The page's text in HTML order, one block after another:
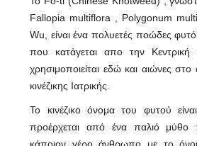
Fallopia multiflora , Polygonum
Wu, είναι ένα πολυετές ποώδες φυτό
που κατάγεται απο την Κεντρική
χρησιμοποιείται εδώ και αιώνες
κινέζικης Ιατρικής.
Το κινέζικο όνομα του φυτού
προέρχεται από ένα παλιό μύθο
κάποιον γέρο άνθρωπο με το